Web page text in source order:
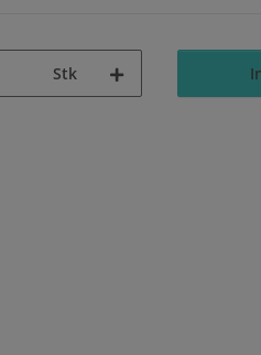
Stk